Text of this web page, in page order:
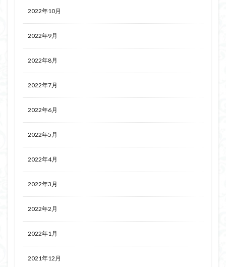
2022年10月
2022年9月
2022年8月
2022年7月
2022年6月
2022年5月
2022年4月
2022年3月
2022年2月
2022年1月
2021年12月